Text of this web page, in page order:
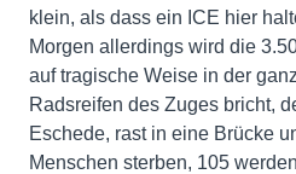
klein, als dass ein ICE hier
Morgen allerdings wird die
auf tragische Weise in der
Radsreifen des Zuges bricht,
Eschede, rast in eine Brücke
Menschen sterben, 105